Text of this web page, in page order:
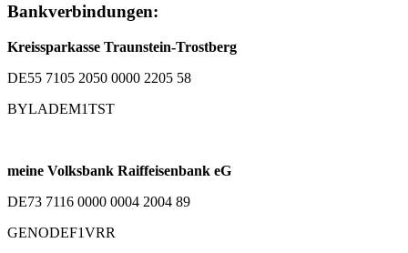
Bankverbindungen:
Kreissparkasse Traunstein-Trostberg
DE55 7105 2050 0000 2205 58
BYLADEM1TST
meine Volksbank Raiffeisenbank eG
DE73 7116 0000 0004 2004 89
GENODEF1VRR